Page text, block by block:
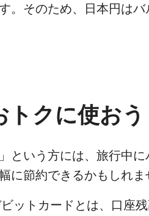
。そのため、日本円はバ
クに使おう
という方には、旅行中に
節約できるかもしれま
ットカードとは、口座